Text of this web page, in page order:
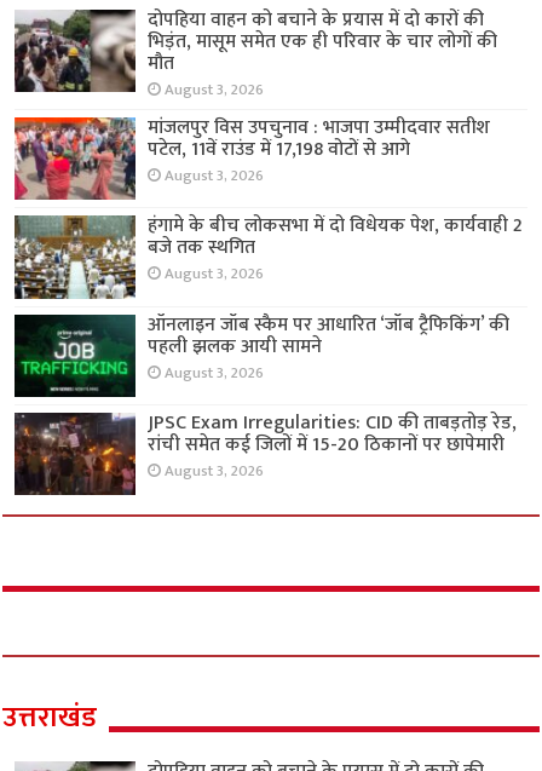
दोपहिया वाहन को बचाने के प्रयास में दो कारों की
भिड़ंत, मासूम समेत एक ही परिवार के चार लोगों की
मौत
August 3, 2026
मांजलपुर विस उपचुनाव : भाजपा उम्मीदवार सतीश
पटेल, 11वें राउंड में 17,198 वोटों से आगे
August 3, 2026
हंगामे के बीच लोकसभा में दो विधेयक पेश, कार्यवाही 2
बजे तक स्थगित
August 3, 2026
ऑनलाइन जॉब स्कैम पर आधारित ‘जॉब ट्रैफिकिंग’ की
पहली झलक आयी सामने
August 3, 2026
JPSC Exam Irregularities: CID की ताबड़तोड़ रेड,
रांची समेत कई जिलों में 15-20 ठिकानों पर छापेमारी
August 3, 2026
उत्तराखंड